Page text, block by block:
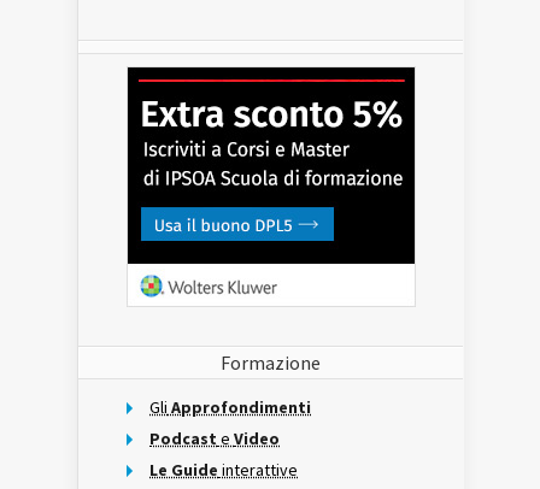
Formazione
Gli Approfondimenti
Podcast e Video
Le Guide interattive